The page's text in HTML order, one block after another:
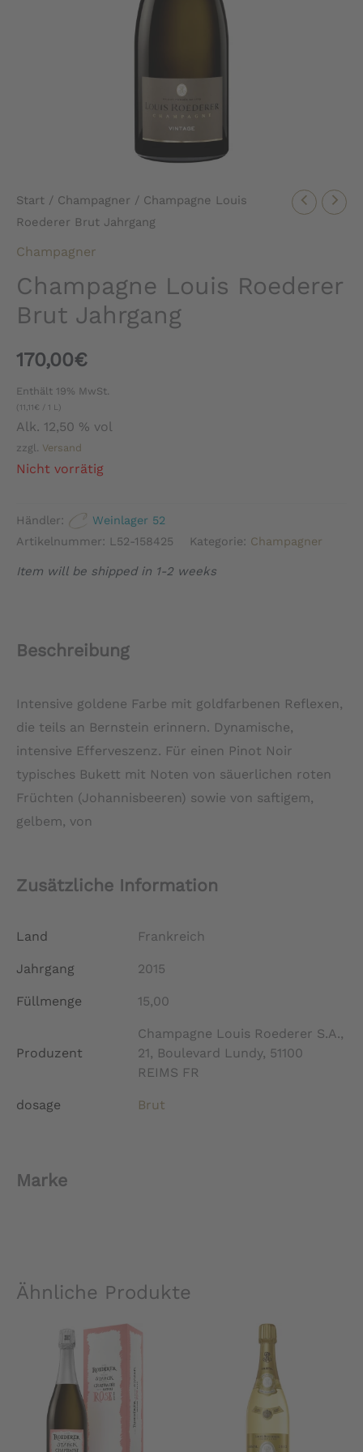
Start / Champagner / Champagne Louis
Roederer Brut Jahrgang
Champagner
Champagne Louis Roederer
Brut Jahrgang
170,00€
Enthält 19% MwSt.
(11,11€ / 1 L)
Alk. 12,50 % vol
zzgl. Versand
Nicht vorrätig
Händler:
Weinlager 52
Artikelnummer: L52-158425 Kategorie: Champagner
Item will be shipped in 1-2 weeks
Beschreibung
Intensive goldene Farbe mit goldfarbenen Reflexen,
die teils an Bernstein erinnern. Dynamische,
intensive Efferveszenz. Für einen Pinot Noir
typisches Bukett mit Noten von säuerlichen roten
Früchten (Johannisbeeren) sowie von saftigem,
gelbem, von
Zusätzliche Information
Land Frankreich
Jahrgang 2015
Füllmenge 15,00
Produzent
Champagne Louis Roederer S.A.,
21, Boulevard Lundy, 51100
REIMS FR
dosage Brut
Marke
Ähnliche Produkte